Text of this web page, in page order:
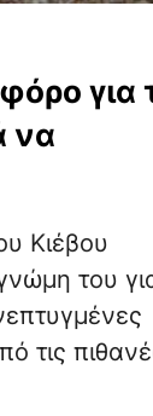
για
να
Κιέβου
του
τις